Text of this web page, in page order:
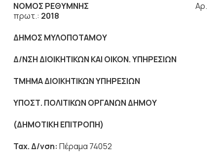
ΝΟΜΟΣ ΡΕΘΥΜΝΗΣ Αρ.
πρωτ.: 2018
ΔΗΜΟΣ ΜΥΛΟΠΟΤΑΜΟΥ
Δ/ΝΣΗ ΔΙΟΙΚΗΤΙΚΩΝ ΚΑΙ ΟΙΚΟΝ. ΥΠΗΡΕΣΙΩΝ
ΤΜΗΜΑ ΔΙΟΙΚΗΤΙΚΩΝ ΥΠΗΡΕΣΙΩΝ
ΥΠΟΣΤ. ΠΟΛΙΤΙΚΩΝ ΟΡΓΑΝΩΝ ΔΗΜΟΥ
(ΔΗΜΟΤΙΚΗ ΕΠΙΤΡΟΠΗ)
Ταχ. Δ/νση: Πέραμα 74052